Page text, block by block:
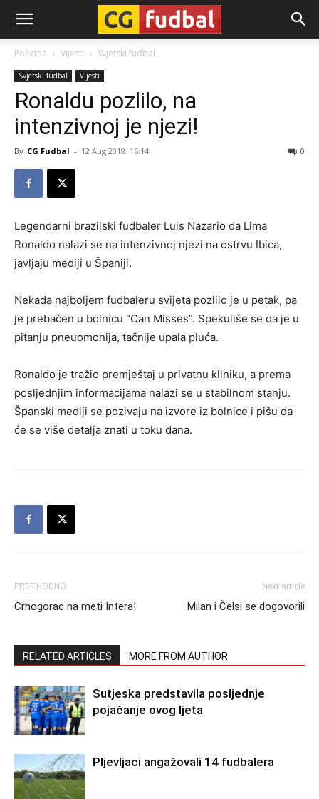
CG-
Fudbal
Početna Vijesti Svjetski fudbal
Svjetski fudbal Vijesti
Ronaldu pozlilo, na
intenzivnoj je njezi!
By CG Fudbal - 12 Aug 2018. 16:14 0
Legendarni brazilski fudbaler Luis Nazario da Lima
Ronaldo nalazi se na intenzivnoj njezi na ostrvu Ibica,
javljaju mediji u Španiji.
Nekada najboljem fudbaleru svijeta pozlilo je u petak, pa
je prebačen u bolnicu “Can Misses”. Spekuliše se da je u
pitanju pneuomonija, tačnije upala pluća.
Ronaldo je tražio premještaj u privatnu kliniku, a prema
posljednjim informacijama nalazi se u stabilnom stanju.
Španski mediji se pozivaju na izvore iz bolnice i pišu da
će se više detalja znati u toku dana.
PRETHODNO
Crnogorac na meti Intera!
Next article
Milan i Čelsi se dogovorili
RELATED ARTICLES MORE FROM AUTHOR
Sutjeska predstavila posljednje
pojačanje ovog ljeta
Pljevljaci angažovali 14 fudbalera